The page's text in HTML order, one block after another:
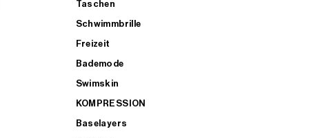
Taschen
Schwimmbrille
Freizeit
Bademode
Swimskin
KOMPRESSION
Baselayers